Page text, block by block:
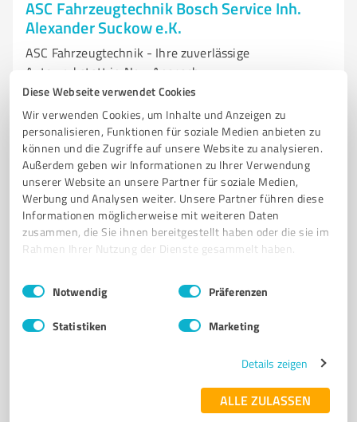
Diese Webseite verwendet Cookies
Wir verwenden Cookies, um Inhalte und Anzeigen zu
personalisieren, Funktionen für soziale Medien anbieten zu
können und die Zugriffe auf unsere Website zu analysieren.
Außerdem geben wir Informationen zu Ihrer Verwendung
unserer Website an unsere Partner für soziale Medien,
Werbung und Analysen weiter. Unsere Partner führen diese
Informationen möglicherweise mit weiteren Daten
zusammen, die Sie ihnen bereitgestellt haben oder die sie im
Rahmen Ihrer Nutzung der Dienste gesammelt haben.
Impressum Datenschutzbestimmungen
Einwilligungsauswahl
Notwendig Präferenzen
Statistiken Marketing
Details zeigen
ALLE ZULASSEN
ASC Fahrzeugtechnik Bosch Service Inh.
Alexander Suckow e.K.
ASC Fahrzeugtechnik - Ihre zuverlässige
Autowerkstatt in Neu-Anspach
AUTOWERKSTATT FAHRZEUGDIAGNOSE
UNFALLINSTANDSETZUNG
BOSCH-SERVICE KFZ-MEISTERBETRIEB BREMSENWARTUNG
ÖLWECHSEL ERSATZTEILE
Zeppelinstraße 5, 61267 Neu-Anspach
info@asc-fahrzeugtechnik.de asc-fahrzeugtechnik.de/
96Bewertungen (1 Quelle)
Schmidt GmbH Rosbach vor der Höhe
Professionelle Autogas-Umrüstungen und Service für